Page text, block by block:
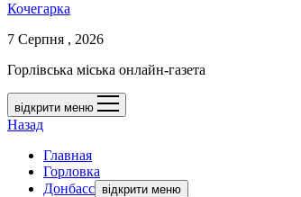
Кочегарка
7 Серпня , 2026
Горлівська міська онлайн-газета
відкрити меню
Назад
Главная
Горловка
Донбасс відкрити меню